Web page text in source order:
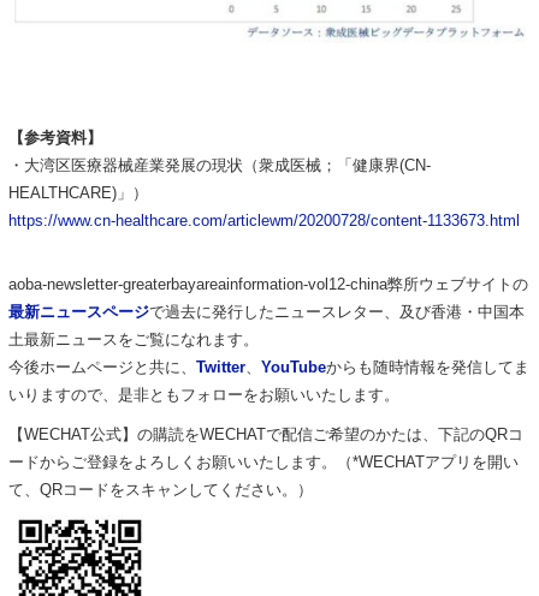
【参考資料】
・大湾区医療器械産業発展の現状（衆成医械；「健康界(CN-
HEALTHCARE)」）
https://www.cn-healthcare.com/articlewm/20200728/content-1133673.html
aoba-newsletter-greaterbayareainformation-vol12-china弊所ウェブサイトの
最新ニュースページで過去に発行したニュースレター、及び香港・中国本
土最新ニュースをご覧になれます。
今後ホームページと共に、 Twitter、 YouTubeからも随時情報を発信してま
いりますので、是非ともフォローをお願いいたします。
【WECHAT公式】の購読をWECHATで配信ご希望のかたは、下記のQRコ
ードからご登録をよろしくお願いいたします。（*WECHATアプリを開い
て、QRコードをスキャンしてください。）